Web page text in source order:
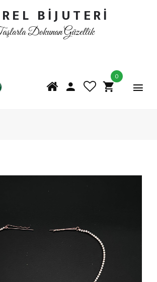
BİJUTERİ
Dokunan Güzellik
0